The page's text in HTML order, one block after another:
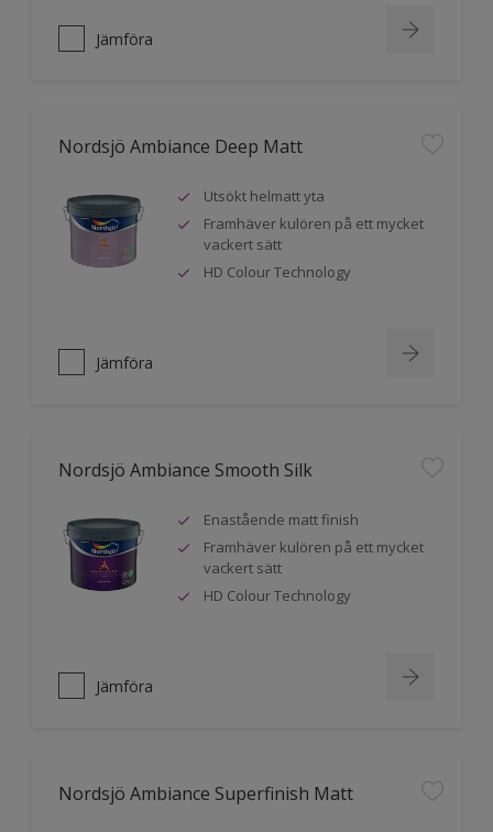
Jämföra
Nordsjö Ambiance Deep Matt
Utsökt helmatt yta
Framhäver kulören på ett mycket
vackert sätt
HD Colour Technology
Jämföra
Nordsjö Ambiance Smooth Silk
Enastående matt finish
Framhäver kulören på ett mycket
vackert sätt
HD Colour Technology
Jämföra
Nordsjö Ambiance Superfinish Matt